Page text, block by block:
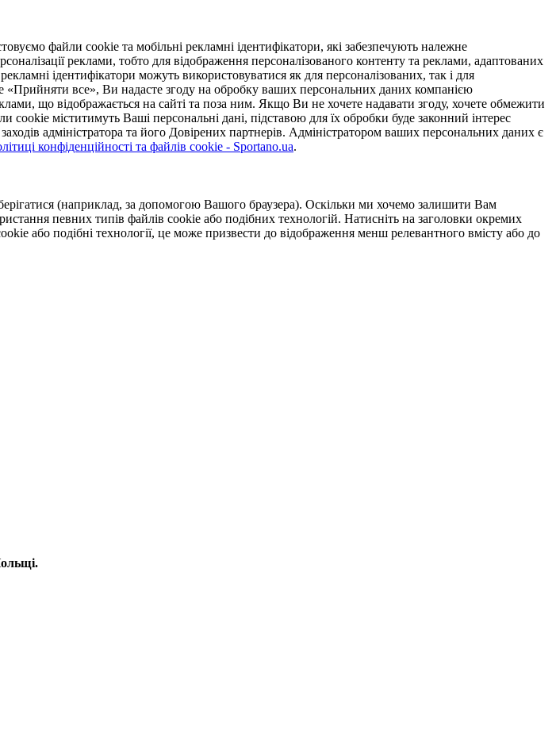
файли cookie та мобільні рекламні ідентифікатори, які забезпечують належне
реклами, тобто для відображення персоналізованого контенту та реклами, адаптованих
ідентифікатори можуть використовуватися як для персоналізованих, так і для
все», Ви надасте згоду на обробку ваших персональних даних компанією
що відображається на сайті та поза ним. Якщо Ви не хочете надавати згоду, хочете обмежити
cookie міститимуть Ваші персональні дані, підставою для їх обробки буде законний інтерес
адміністратора та його Довірених партнерів. Адміністратором ваших персональних даних є
конфіденційності та файлів cookie - Sportano.ua.
(наприклад, за допомогою Вашого браузера). Оскільки ми хочемо залишити Вам
певних типів файлів cookie або подібних технологій. Натисніть на заголовки окремих
або подібні технології, це може призвести до відображення менш релевантного вмісту або до